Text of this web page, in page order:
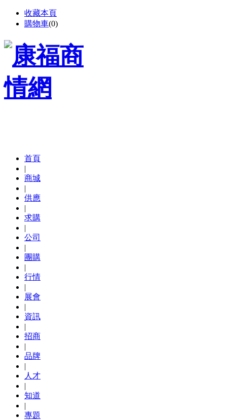
收藏本頁
購物車(0)
首頁
|
商城
|
供應
|
求購
|
公司
|
團購
|
行情
|
展會
|
資訊
|
招商
|
品牌
|
人才
|
知道
|
專題